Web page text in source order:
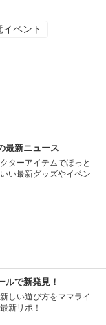
イベント
最新ニュース
ターアイテムでほっと
い最新グッズやイベン
ルで新発見！
しい遊び方をママライ
新リポ！